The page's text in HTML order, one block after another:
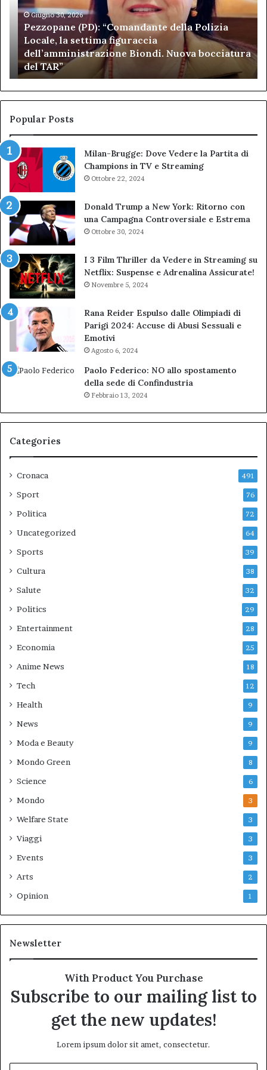
Polizia
Locale,
settima
figuraccia
dell’amministrazione
Biondi.
Nuova
bocciatura
del
Giugno 30, 2026
Pezzopane (PD): “Comandante della Polizia
Locale, la settima figuraccia
dell’amministrazione Biondi. Nuova bocciatura
del TAR”
ai
Popular Posts
Milan-Brugge: Dove Vedere la Partita di
Champions in TV e Streaming
Ottobre 22, 2024
Donald Trump a New York: Ritorno con
una Campagna Controversiale e Estrema
Ottobre 30, 2024
I 3 Film Thriller da Vedere in Streaming su
Netflix: Suspense e Adrenalina Assicurate!
Novembre 5, 2024
Rana Reider Espulso dalle Olimpiadi di
Parigi 2024: Accuse di Abusi Sessuali e
Emotivi
Agosto 6, 2024
Paolo Federico: NO allo spostamento
della sede di Confindustria
Febbraio 13, 2024
Categories
Cronaca 491
Sport 76
Politica 72
Uncategorized 64
Sports 39
Cultura 38
Salute 32
Politics 29
Entertainment 28
Economia 25
Anime News 18
Tech 12
Health 9
News 9
Moda e Beauty 9
Mondo Green 8
Science 6
Mondo 3
Welfare State 3
Viaggi 3
Events 3
Arts 2
Opinion 1
Newsletter
With Product You Purchase
Subscribe to our mailing list to
get the new updates!
Lorem ipsum dolor sit amet, consectetur.